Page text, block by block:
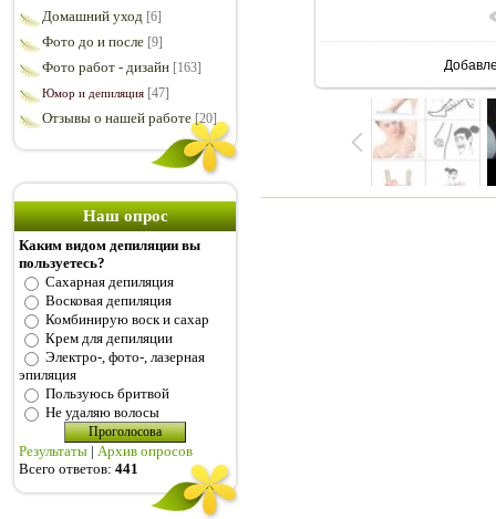
Домашний уход [6]
Фото до и после [9]
Фото работ - дизайн [163]
Юмор и депиляция [47]
Отзывы о нашей работе [20]
Наш опрос
Каким видом депиляции вы
пользуетесь?
Сахарная депиляция
Восковая депиляция
Комбинирую воск и сахар
Крем для депиляции
Электро-, фото-, лазерная
эпиляция
Пользуюсь бритвой
Не удаляю волосы
Результаты | Архив опросов
Всего ответов: 441